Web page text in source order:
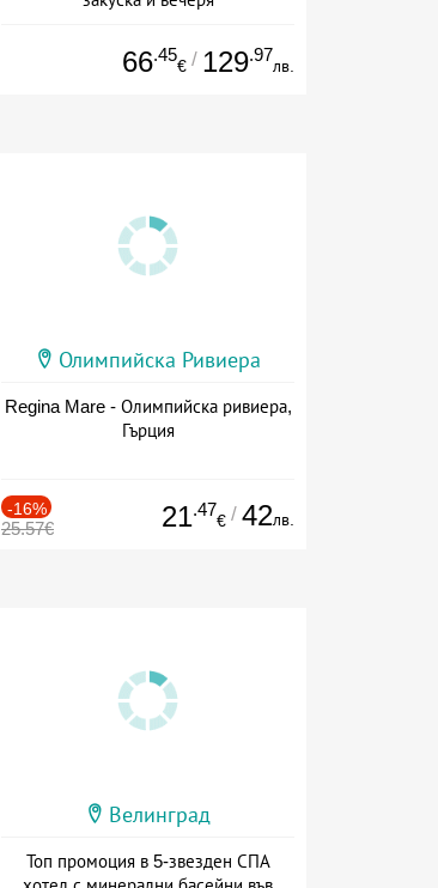
66.45
€ / 129.97
лв.
Олимпийска Ривиера
Regina Mare - Олимпийска ривиера,
Гърция
-16%
25.57€ 21.47
€ / 42лв.
Велинград
Топ промоция в 5-звезден СПА